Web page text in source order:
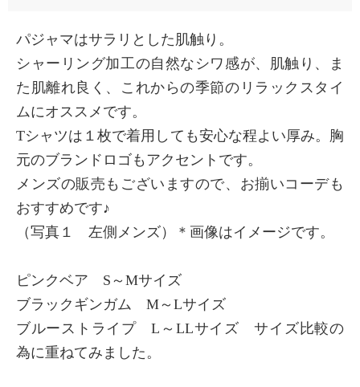
パジャマはサラリとした肌触り。
シャーリング加工の自然なシワ感が、肌触り、ま
た肌離れ良く、これからの季節のリラックスタイ
ムにオススメです。
Tシャツは１枚で着用しても安心な程よい厚み。胸
元のブランドロゴもアクセントです。
メンズの販売もございますので、お揃いコーデも
おすすめです♪
（写真１ 左側メンズ）＊画像はイメージです。
ピンクベア S～Mサイズ
ブラックギンガム M～Lサイズ
ブルーストライプ L～LLサイズ サイズ比較の
為に重ねてみました。